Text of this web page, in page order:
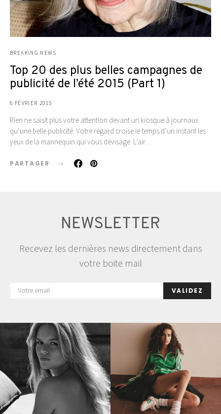
BREAKING NEWS
Top 20 des plus belles campagnes de
publicité de l’été 2015 (Part 1)
6 FÉVRIER 2015
Rien ne saisit plus votre attention devant un kiosque à journaux
qu’une belle publicité. Votre regard croise le temps d’un instant les
yeux de la mannequin qui vous dévisage. L’air…
PARTAGER
NEWSLETTER
Recevez les dernières news directement dans
votre boite mail
VALIDEZ